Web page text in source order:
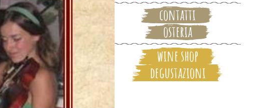
contatti
osteria
wine shop
degustazioni